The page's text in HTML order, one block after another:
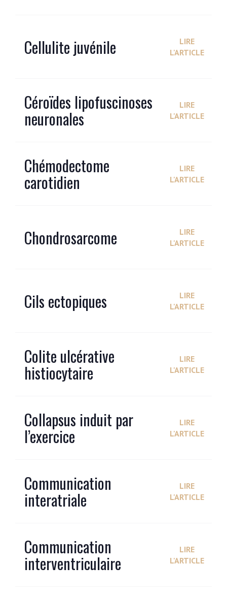
Cellulite juvénile
LIRE
L'ARTICLE
Céroïdes lipofuscinoses
neuronales
LIRE
L'ARTICLE
Chémodectome
carotidien
LIRE
L'ARTICLE
Chondrosarcome
LIRE
L'ARTICLE
Cils ectopiques
LIRE
L'ARTICLE
Colite ulcérative
histiocytaire
LIRE
L'ARTICLE
Collapsus induit par
l’exercice
LIRE
L'ARTICLE
Communication
interatriale
LIRE
L'ARTICLE
Communication
interventriculaire
LIRE
L'ARTICLE